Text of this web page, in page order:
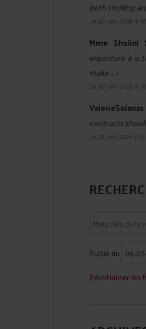
both thrilling
Le 30 juin 2026 à
Mme Shalini
important it is
make ... »
Le 30 juin 2026 à
contracts
Le 29 juin 2026 à
Publié du
Réinitialiser les